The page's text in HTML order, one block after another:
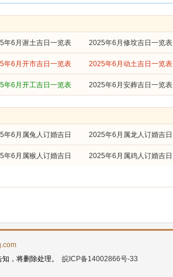
年6月谢土吉日一览表 2025年6月修坟吉日一览表
年6月开市吉日一览表 2025年6月动土吉日一览表
年6月开工吉日一览表 2025年6月安葬吉日一览表
年6月属兔人订婚吉日 2025年6月属龙人订婚吉日
年6月属猴人订婚吉日 2025年6月属鸡人订婚吉日
，将删除处理。 皖ICP备14002866号-33